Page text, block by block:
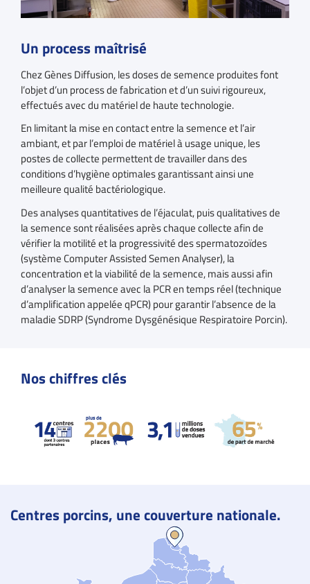
Un process maîtrisé
Chez Gènes Diffusion, les doses de semence produites font
l’objet d’un process de fabrication et d’un suivi rigoureux,
effectués avec du matériel de haute technologie.
En limitant la mise en contact entre la semence et l’air
ambiant, et par l’emploi de matériel à usage unique, les
postes de collecte permettent de travailler dans des
conditions d’hygiène optimales garantissant ainsi une
meilleure qualité bactériologique.
Des analyses quantitatives de l’éjaculat, puis qualitatives de
la semence sont réalisées après chaque collecte afin de
vérifier la motilité et la progressivité des spermatozoïdes
(système Computer Assisted Semen Analyser), la
concentration et la viabilité de la semence, mais aussi afin
d’analyser la semence avec la PCR en temps réel (technique
d’amplification appelée qPCR) pour garantir l’absence de la
maladie SDRP (Syndrome Dysgénésique Respiratoire Porcin).
Nos chiffres clés
Centres porcins, une couverture nationale.